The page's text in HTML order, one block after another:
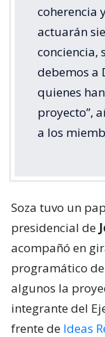
coherencia
actuarán
conciencia,
debemos a
quienes
proyecto”,
a los
Soza tuvo un
presidencial de
acompañó en
programático
algunos la
integrante del
frente de Ideas